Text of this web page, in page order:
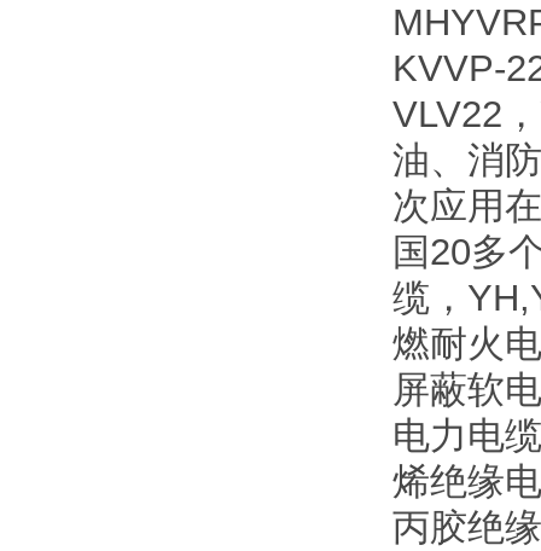
KVVP-
VLV22
油、消
次应用
国20多
缆，
燃耐火
屏蔽软
电力电
烯绝缘
丙胶绝